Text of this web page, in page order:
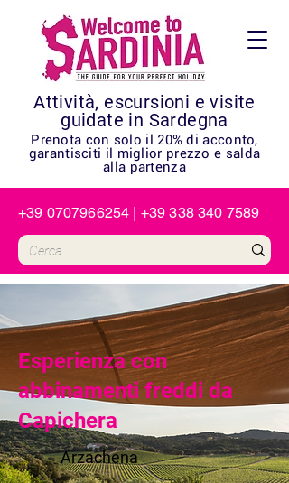
Attività, escursioni e visite
guidate in Sardegna
+39 0707966254 | +39 338 340 7589
Prenota con solo il 20% di acconto,
garantisciti il miglior prezzo e salda
alla partenza
Esperienza con
abbinamenti freddi da
Capichera
Arzachena